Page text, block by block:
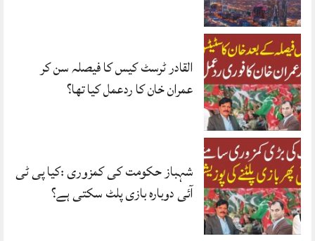
القادر ٹرسٹ کیس کا فیصلہ سن کر
عمران خان کا ردعمل کیا تھا؟
شہباز حکومت کی کمزوری :کیا پی ٹی
آئی دوبارہ بازی پلٹ سکتی ہے؟